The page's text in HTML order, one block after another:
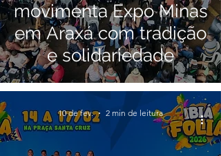
movimenta Expo Minas
em Araxá com tradição
e solidariedade
10 de fev. 2 min de leitura